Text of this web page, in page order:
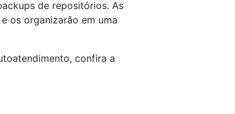
de repositórios. As
e os organizarão em uma
confira a